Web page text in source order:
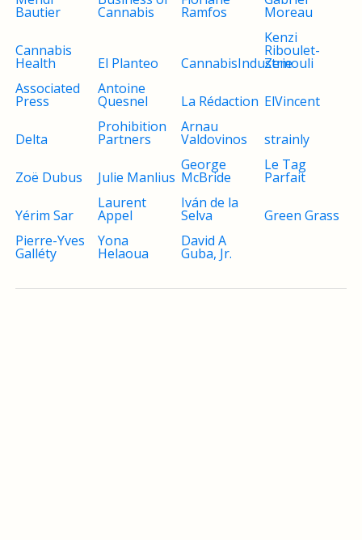
Bautier Cannabis Ramfos Moreau
Cannabis
Health El Planteo CannabisIndustrie
Kenzi
Riboulet-
Zemouli
Associated
Press
Antoine
Quesnel La Rédaction ElVincent
Delta
Prohibition
Partners
Arnau
Valdovinos strainly
Zoë Dubus Julie Manlius
George
McBride
Le Tag
Parfait
Yérim Sar
Laurent
Appel
Iván de la
Selva
Green Grass
Pierre-Yves
Galléty
Yona
Helaoua
David A
Guba, Jr.